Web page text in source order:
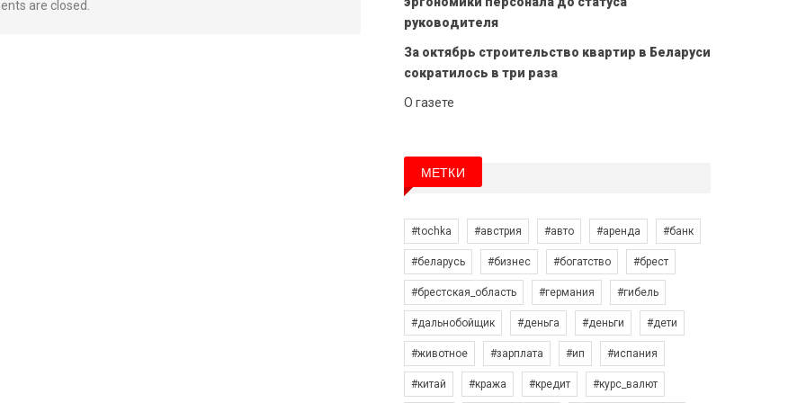
are closed.
руководителя
За октябрь строительство квартир в Беларуси
сократилось в три раза
О газете
МЕТКИ
#tochka #австрия #авто #аренда #банк
#беларусь #бизнес #богатство #брест
#брестская_область #германия #гибель
#дальнобойщик #деньга #деньги #дети
#животное #зарплата #ип #испания
#китай #кража #кредит #курс_валют